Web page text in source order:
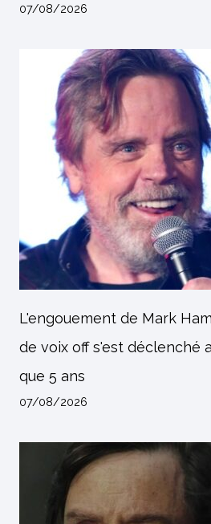
07/08/2026
L'engouement de Mark
de voix off s'est déclenché
que 5 ans
07/08/2026